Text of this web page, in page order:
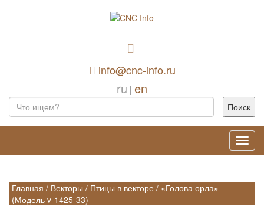
info@cnc-info.ru
ru | en
Главная / Векторы / Птицы в векторе / «Голова орла»
(Модель v-1425-33)